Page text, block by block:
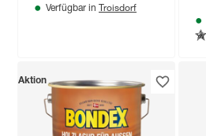
Verfügbar in Troisdorf
Aktion